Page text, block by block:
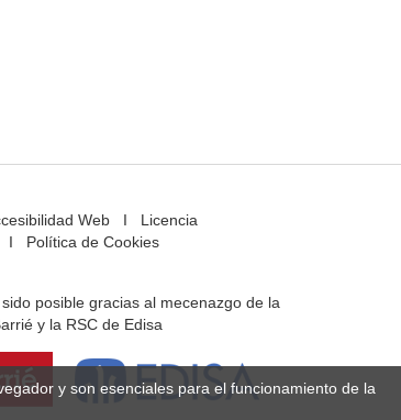
WebI Licencia
I Política de Cookies
posible gracias al mecenazgo de la
y la RSC de Edisa
y son esenciales para el funcionamiento de la